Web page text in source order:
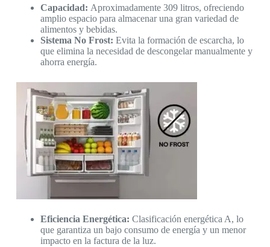
Capacidad: Aproximadamente 309 litros, ofreciendo
amplio espacio para almacenar una gran variedad de
alimentos y bebidas.
Sistema No Frost: Evita la formación de escarcha, lo
que elimina la necesidad de descongelar manualmente y
ahorra energía.
Eficiencia Energética: Clasificación energética A, lo
que garantiza un bajo consumo de energía y un menor
impacto en la factura de la luz.